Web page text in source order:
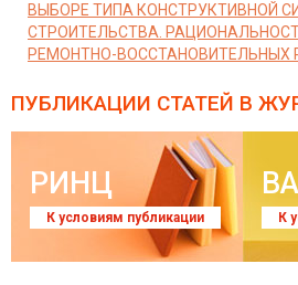
ВЫБОРЕ ТИПА КОНСТРУКТИВНОЙ
СТРОИТЕЛЬСТВА.
РЕМОНТНО-ВОССТАНОВИТЕЛЬНЫХ
ПУБЛИКАЦИИ СТАТЕЙ В
РИНЦ
К условиям публикации К